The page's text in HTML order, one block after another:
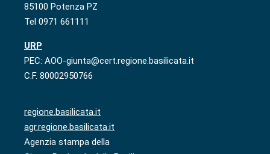
85100 Potenza PZ
Tel 0971 661111
URP
PEC: AOO-giunta@cert.regione.basilicata.it
C.F. 80002950766
regione.basilicata.it
agr.regione.basilicata.it
Agenzia stampa della